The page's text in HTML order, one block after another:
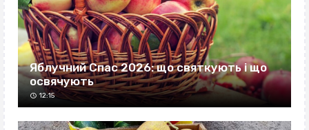
Яблучний Спас 2026: що святкують і що
освячують
12:15